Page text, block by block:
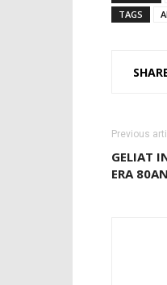
TAGS
AI
Previous
GELIAT
ERA